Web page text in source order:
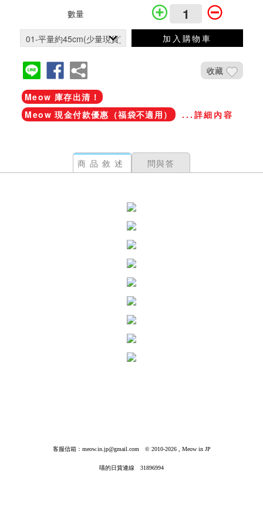
數量
加入購物車
收藏
Meow 庫存出清！
Meow 現金付款優惠（福袋不適用）
...詳細內容
商品敘述 問與答